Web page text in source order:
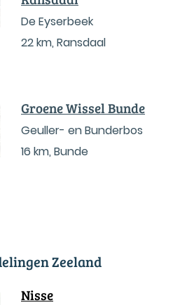
De Eyserbeek
22 km, Ransdaal
Groene Wissel Bunde
Geuller- en Bunderbos
16 km, Bunde
Zeeland
Nisse